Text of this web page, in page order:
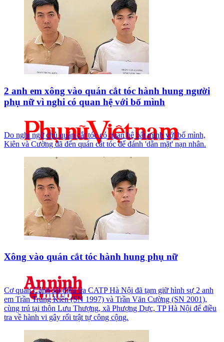
2 anh em xông vào quán cắt tóc hành hung người
phụ nữ vì nghi có quan hệ với bố mình
Do nghi ngờ chủ quán cắt tóc có quan hệ bất minh với bố mình,
Kiên và Cường đã đến quán cắt tóc để đánh 'dằn mặt' nạn nhân.
Xông vào quán cắt tóc hành hung phụ nữ
Cơ quan Cảnh sát điều tra CATP Hà Nội đã tạm giữ hình sự 2 anh
em Trần Trung Kiên (SN 1997) và Trần Văn Cường (SN 2001),
cùng trú tại thôn Lưu Thượng, xã Phượng Dực, TP Hà Nội để điều
tra về hành vi gây rối trật tự công cộng.